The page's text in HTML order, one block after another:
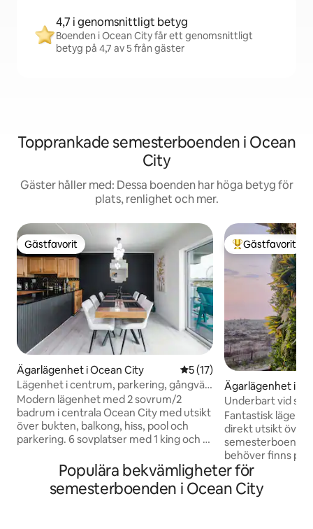
4,7 i genomsnittligt betyg
Boenden i Ocean City får ett genomsnittligt
betyg på 4,7 av 5 från gäster
Topprankade semesterboenden i Ocean
City
Gäster håller med: Dessa boenden har höga betyg för
plats, renlighet och mer.
Gästfavorit
Gästfavorit
Ägarlägenhet i Ocean City 5 av 5 i genomsnittligt
5 (17)
Lägenhet i centrum, parkering, gångväg
till stranden och strandpromenaden
Modern lägenhet med 2 sovrum/2
badrum i centrala Ocean City med utsikt
över bukten, balkong, hiss, pool och
parkering. 6 sovplatser med 1 king och 2
till Inlet Beach, strandpromenaden,
åkattraktioner, piren, restauranger,
festivaler och evenemang i centrum.
Populär
Gästfavorit
Ägarlägenhet i
Underbart vid
(King), direkt
Fantastisk
direkt utsikt över
semesterboende
behöver finns
sängkläder,
välutrustat kök!
Netflix
Populära bekvämligheter för
semesterboenden i Ocean City